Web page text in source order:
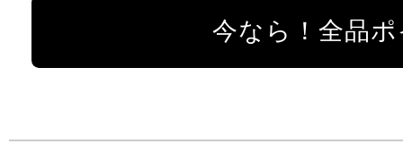
今なら！全品